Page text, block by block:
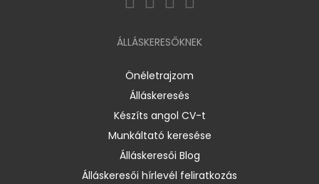
ÁLLÁSKERESŐKNEK
Önéletrajzom
Álláskeresés
Készíts angol CV-t
Munkáltató keresése
Álláskeresői Blog
Álláskeresői hírlevél feliratkozás